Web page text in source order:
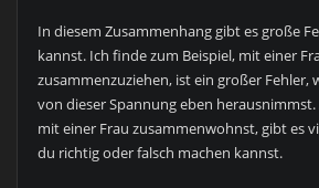
In diesem Zusammenhang gibt es große
kannst. Ich finde zum Beispiel, mit einer
zusammenzuziehen, ist ein großer Fehler,
von dieser Spannung eben
mit einer Frau zusammenwohnst, gibt es
du richtig oder falsch machen kannst.